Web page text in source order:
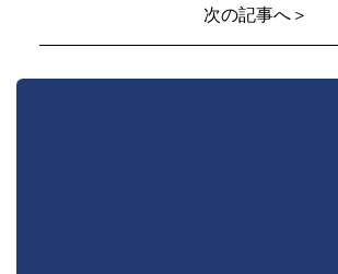
次の記事へ＞